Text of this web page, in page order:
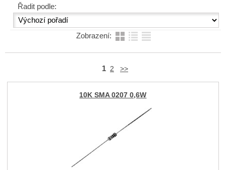
Řadit podle:
Zobrazení:
1 2 >>
10K SMA 0207 0,6W